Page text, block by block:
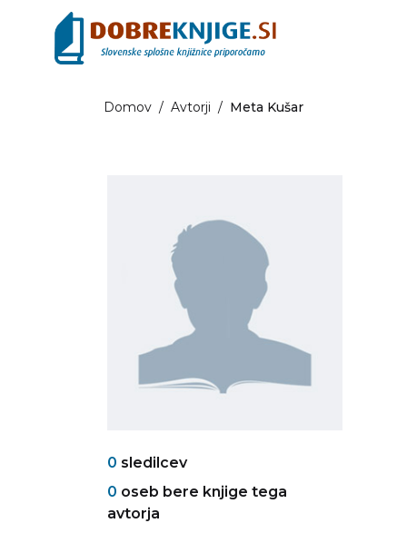
Domov / Avtorji / Meta Kušar
0 sledilcev
0 oseb bere knjige tega
avtorja